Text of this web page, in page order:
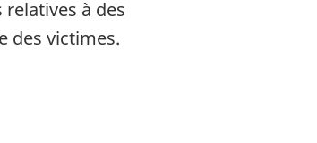
à des
des victimes.